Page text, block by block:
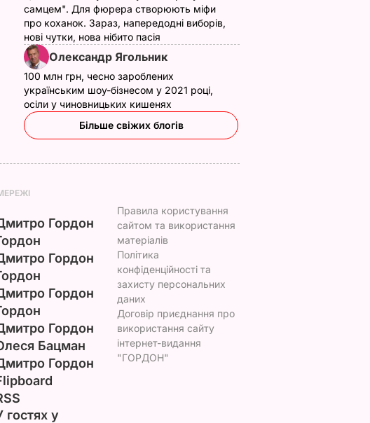
самцем". Для фюрера створюють міфи
про коханок. Зараз, напередодні виборів,
нові чутки, нова нібито пасія
Олександр Ягольник
100 млн грн, чесно зароблених
українським шоу-бізнесом у 2021 році,
осіли у чиновницьких кишенях
Більше свіжих блогів
Гордон
Гордон
Гордон
Гордон
Бацман
Гордон
гостях у
Правила користування
сайтом та використання
матеріалів
Політика
конфіденційності та
захисту персональних
даних
Договір приєднання про
використання сайту
інтернет-видання
"ГОРДОН"